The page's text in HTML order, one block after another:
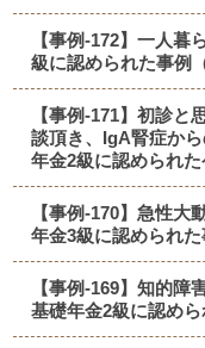
【事例-172】一人暮
級に認められた事例
【事例-171】初診と
談頂き、IgA腎症か
年金2級に認められた
【事例-170】急性大
年金3級に認められた
【事例-169】知的障
基礎年金2級に認めら